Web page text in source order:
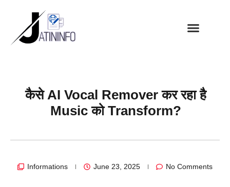
कैसे AI Vocal Remover कर रहा है
Music को Transform?
Informations June 23, 2025 No Comments